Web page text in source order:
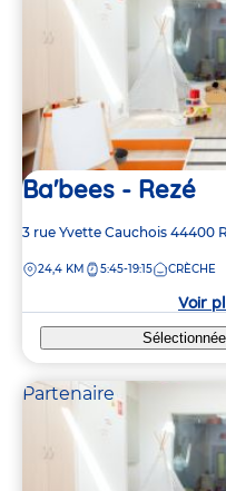
Ba'bees - Rezé
Adresse
la
3 rue Yvette Cauchois 44400
DISTANCE
24,4 KM 5:45-19:15 CRÈCHE
Voir
Sélectionnée
Partenaire